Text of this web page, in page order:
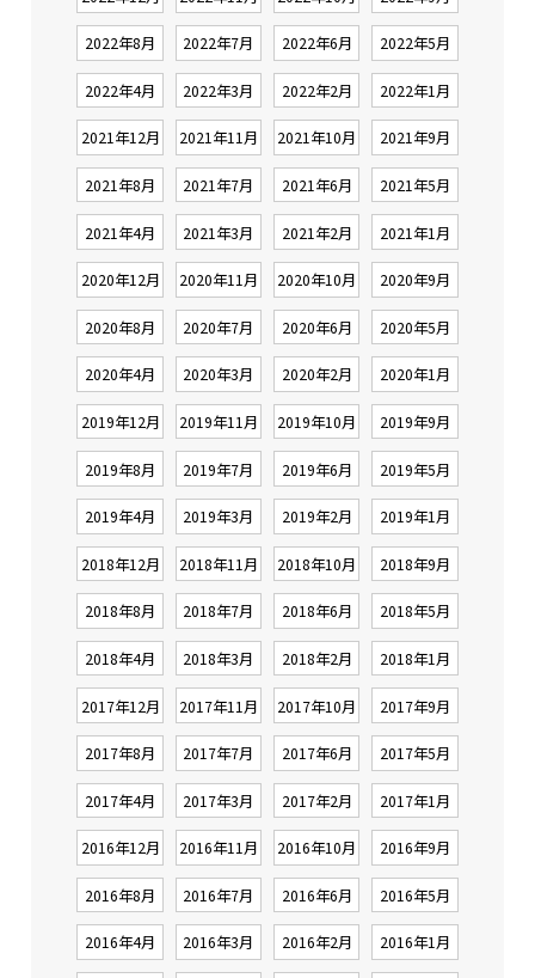
2022年8月 2022年7月 2022年6月 2022年5月
2022年4月 2022年3月 2022年2月 2022年1月
2021年12月 2021年11月 2021年10月 2021年9月
2021年8月 2021年7月 2021年6月 2021年5月
2021年4月 2021年3月 2021年2月 2021年1月
2020年12月 2020年11月 2020年10月 2020年9月
2020年8月 2020年7月 2020年6月 2020年5月
2020年4月 2020年3月 2020年2月 2020年1月
2019年12月 2019年11月 2019年10月 2019年9月
2019年8月 2019年7月 2019年6月 2019年5月
2019年4月 2019年3月 2019年2月 2019年1月
2018年12月 2018年11月 2018年10月 2018年9月
2018年8月 2018年7月 2018年6月 2018年5月
2018年4月 2018年3月 2018年2月 2018年1月
2017年12月 2017年11月 2017年10月 2017年9月
2017年8月 2017年7月 2017年6月 2017年5月
2017年4月 2017年3月 2017年2月 2017年1月
2016年12月 2016年11月 2016年10月 2016年9月
2016年8月 2016年7月 2016年6月 2016年5月
2016年4月 2016年3月 2016年2月 2016年1月